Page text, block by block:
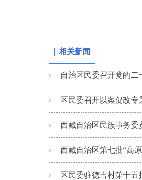
相关新闻
自治区民委召开党的
区民委召开以案促改专
西藏自治区民族事务委
西藏自治区第七批“高
区民委驻德吉村第十五